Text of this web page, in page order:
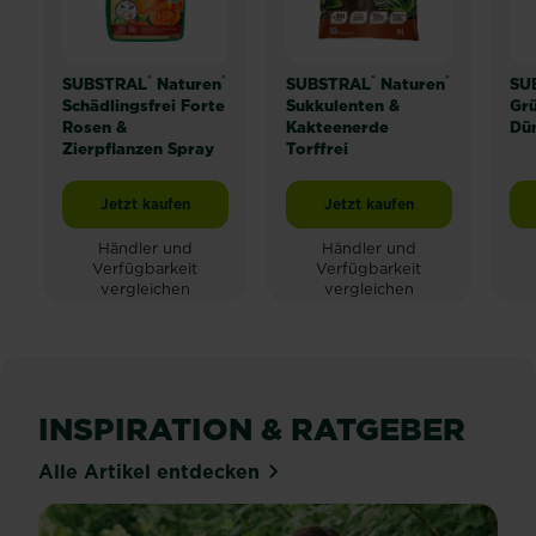
SUBSTRAL® Naturen®
Schädlingsfrei Forte
Rosen &
Zierpflanzen Spray
Jetzt kaufen SUBSTRAL® Naturen® Schädlingsfrei Forte
Händler und
Verfügbarkeit
vergleichen
SUBSTRAL® Naturen®
Sukkulenten &
Kakteenerde
Torffrei
Jetzt kaufenSUBSTRAL® Naturen®
Händler und
Verfügbarkeit
vergleichen
INSPIRATION & RATGEBER
Alle Artikel entdecken